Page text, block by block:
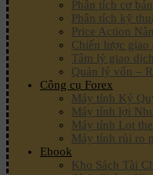
Phân tích cơ bản
Phân tích kỹ
Price Action
Chiến lược giao
Tâm lý giao dịch
Quản lý vốn –
Công cụ Forex
Máy tính Ký
Máy tính lợi
Máy tính Lot
Máy tính rủi ro
Ebook
Kho Sách Tài